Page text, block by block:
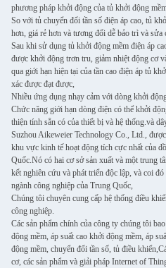
phương pháp khởi động của tủ khởi động mềm
So với tủ chuyển đổi tần số điện áp cao, tủ
hơn, giá rẻ hơn và tương đối dễ bảo trì và sửa
Sau khi sử dụng tủ khởi động mềm điện áp
được khởi động trơn tru, giảm nhiệt động cơ
qua giới hạn hiện tại của tần cao điện áp tủ
xác được đạt được,
Nhiều ứng dụng nhạy cảm với dòng khởi
Chức năng giới hạn dòng điện có thể khởi
thiện tính sẵn có của thiết bị và hệ thống.và
Suzhou Aikeweier Technology Co., Ltd.,
khu vực kinh tế hoạt động tích cực nhất của
Quốc.Nó có hai cơ sở sản xuất và một trung
kết nghiên cứu và phát triển độc lập, và coi
ngành công nghiệp của Trung Quốc,
Chúng tôi chuyên cung cấp hệ thống điều
công nghiệp.
Các sản phẩm chính của công ty chúng tôi
động mềm, áp suất cao khởi động mềm, áp
động mềm, chuyển đổi tần số, tủ điều
cơ, các sản phẩm và giải pháp Internet of